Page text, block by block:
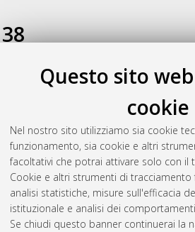
Questo sito
cookie
Nel nostro sito utilizziamo sia cookie
funzionamento, sia cookie e altri
facoltativi che potrai attivare solo con il
Cookie e altri strumenti di
analisi statistiche, misure sull'efficacia
istituzionale e analisi dei
Se chiudi questo banner continuerai la
38
Marulo, Carla(2026) Corpo e ritmo
italiano lingua seconda (L2): uno
apprendenti adulti migranti a livelli
, [Dissertation
Studiorum Università di Bologna.
Scienze pedagogiche, 38 Ciclo.
Questa lista e' stata generata il